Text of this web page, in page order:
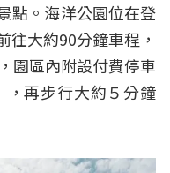
點。海洋公園位在登
往大約90分鐘車程，
園區內附設付費停車
，再步行大約５分鐘